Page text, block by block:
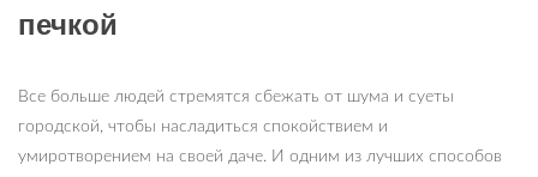
печкой
Все больше людей стремятся сбежать от шума и суеты
городской, чтобы насладиться спокойствием и
умиротворением на своей даче. И одним из лучших способов